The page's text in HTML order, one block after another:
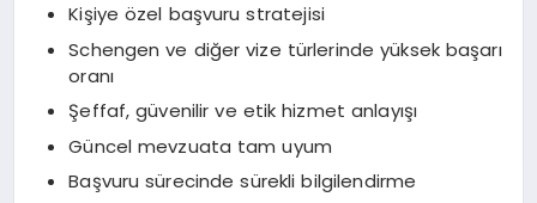
Kişiye özel başvuru stratejisi
Schengen ve diğer vize türlerinde yüksek başarı
oranı
Şeffaf, güvenilir ve etik hizmet anlayışı
Güncel mevzuata tam uyum
Başvuru sürecinde sürekli bilgilendirme